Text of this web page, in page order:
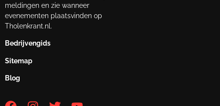
meldingen en zie wanneer
evenementen plaatsvinden op
Tholenkrant.nl.
Bedrijvengids
Sitemap
Blog